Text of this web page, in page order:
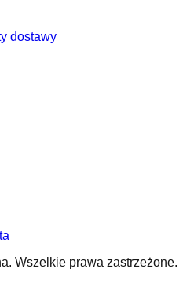
dostawy
Wszelkie prawa zastrzeżone.